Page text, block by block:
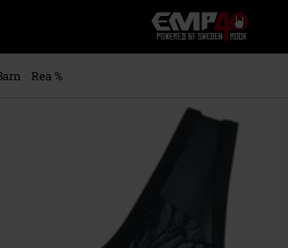
EMP
-
Musik,
Spelmerch
Alternativt
Mode
Rea %